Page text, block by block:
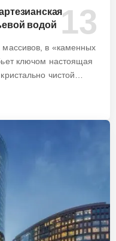
водой
в «каменных
ключом настоящая
чистой…